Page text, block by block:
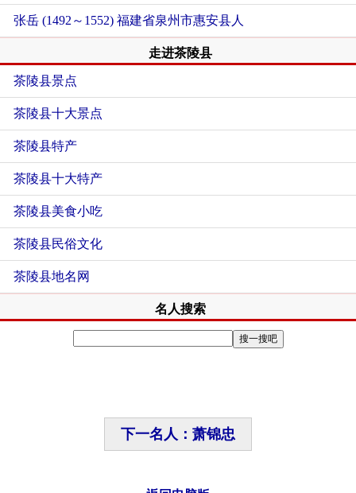
张岳 (1492～1552) 福建省泉州市惠安县人
走进茶陵县
茶陵县景点
茶陵县十大景点
茶陵县特产
茶陵县十大特产
茶陵县美食小吃
茶陵县民俗文化
茶陵县地名网
名人搜索
下一名人：萧锦忠